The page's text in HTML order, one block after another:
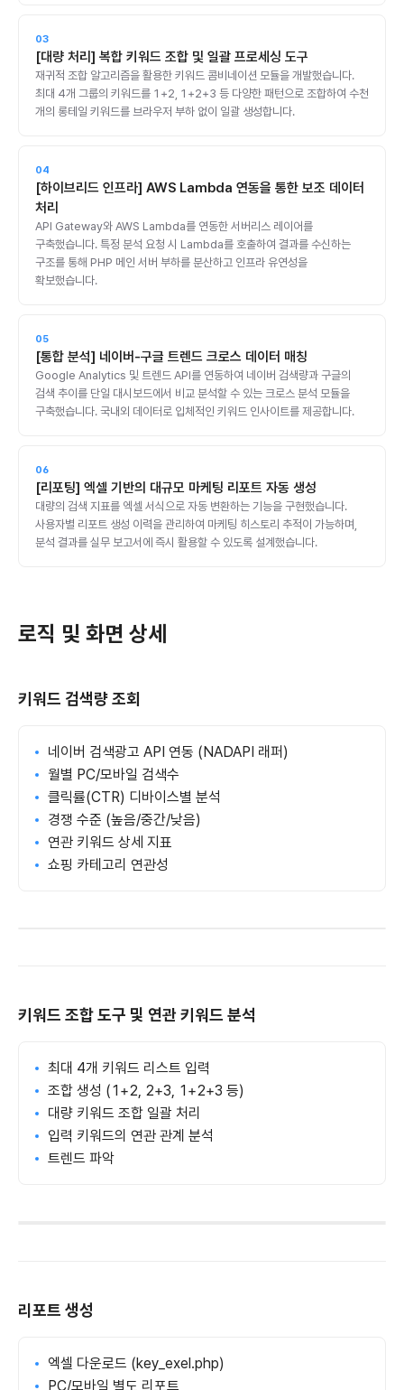
03
[대량 처리] 복합 키워드 조합 및 일괄 프로세싱 도구
재귀적 조합 알고리즘을 활용한 키워드 콤비네이션 모듈을 개발했습니다.
최대 4개 그룹의 키워드를 1+2, 1+2+3 등 다양한 패턴으로 조합하여 수천
개의 롱테일 키워드를 브라우저 부하 없이 일괄 생성합니다.
04
[하이브리드 인프라] AWS Lambda 연동을 통한 보조 데이터
처리
API Gateway와 AWS Lambda를 연동한 서버리스 레이어를
구축했습니다. 특정 분석 요청 시 Lambda를 호출하여 결과를 수신하는
구조를 통해 PHP 메인 서버 부하를 분산하고 인프라 유연성을
확보했습니다.
05
[통합 분석] 네이버-구글 트렌드 크로스 데이터 매칭
Google Analytics 및 트렌드 API를 연동하여 네이버 검색량과 구글의
검색 추이를 단일 대시보드에서 비교 분석할 수 있는 크로스 분석 모듈을
구축했습니다. 국내외 데이터로 입체적인 키워드 인사이트를 제공합니다.
06
[리포팅] 엑셀 기반의 대규모 마케팅 리포트 자동 생성
대량의 검색 지표를 엑셀 서식으로 자동 변환하는 기능을 구현했습니다.
사용자별 리포트 생성 이력을 관리하여 마케팅 히스토리 추적이 가능하며,
분석 결과를 실무 보고서에 즉시 활용할 수 있도록 설계했습니다.
로직 및 화면 상세
키워드 검색량 조회
네이버 검색광고 API 연동 (NADAPI 래퍼)
월별 PC/모바일 검색수
클릭률(CTR) 디바이스별 분석
경쟁 수준 (높음/중간/낮음)
연관 키워드 상세 지표
쇼핑 카테고리 연관성
키워드 조합 도구 및 연관 키워드 분석
최대 4개 키워드 리스트 입력
조합 생성 (1+2, 2+3, 1+2+3 등)
대량 키워드 조합 일괄 처리
입력 키워드의 연관 관계 분석
트렌드 파악
리포트 생성
엑셀 다운로드 (key_exel.php)
PC/모바일 별도 리포트